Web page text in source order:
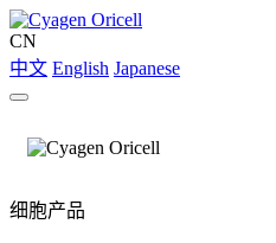
CN
中文 English Japanese
细胞产品